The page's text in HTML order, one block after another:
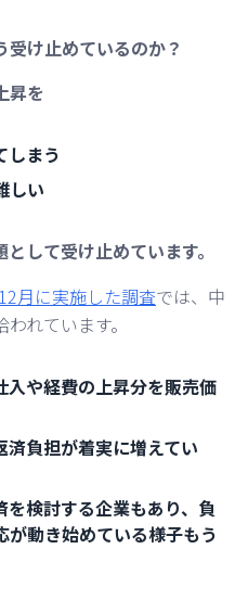
け止めているのか？
昇を
しまう
しい
して受け止めています。
月に実施した調査では、中
れています。
入や経費の上昇分を販売価
済負担が着実に増えてい
検討する企業もあり、負
動き始めている様子もう